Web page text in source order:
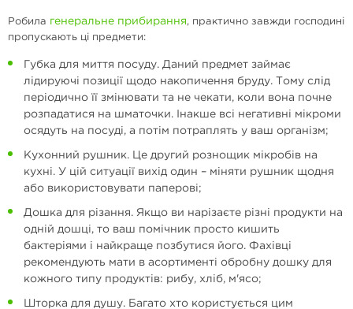
Робила генеральне прибирання, практично завжди господині
пропускають ці предмети:
Губка для миття посуду. Даний предмет займає
лідируючі позиції щодо накопичення бруду. Тому слід
періодично її змінювати та не чекати, коли вона почне
розпадатися на шматочки. Інакше всі негативні мікроми
осядуть на посуді, а потім потраплять у ваш організм;
Кухонний рушник. Це другий рознощик мікробів на
кухні. У цій ситуації вихід один – міняти рушник щодня
або використовувати паперові;
Дошка для різання. Якщо ви нарізаєте різні продукти на
одній дошці, то ваш помічник просто кишить
бактеріями і найкраще позбутися його. Фахівці
рекомендують мати в асортименті обробну дошку для
кожного типу продуктів: рибу, хліб, м'ясо;
Шторка для душу. Багато хто користується цим